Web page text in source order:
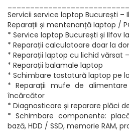
Servicii service laptop București –
Reparații și mentenanță laptop /
* Service laptop București și Ilfov
* Reparații calculatoare doar la
* Reparații laptop cu lichid vărsat
* Reparații balamale laptop
* Schimbare tastatură laptop pe
* Reparații mufe de
încărcător
* Diagnosticare și reparare plăci
* Schimbare componente:
bază, HDD / SSD, memorie RAM,